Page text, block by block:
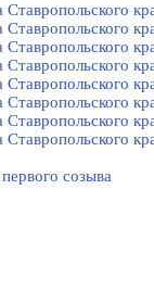
созыва